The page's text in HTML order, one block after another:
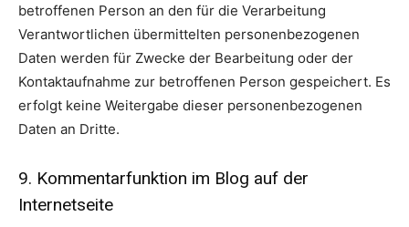
betroffenen Person an den für die Verarbeitung
Verantwortlichen übermittelten personenbezogenen
Daten werden für Zwecke der Bearbeitung oder der
Kontaktaufnahme zur betroffenen Person gespeichert. Es
erfolgt keine Weitergabe dieser personenbezogenen
Daten an Dritte.
9. Kommentarfunktion im Blog auf der
Internetseite